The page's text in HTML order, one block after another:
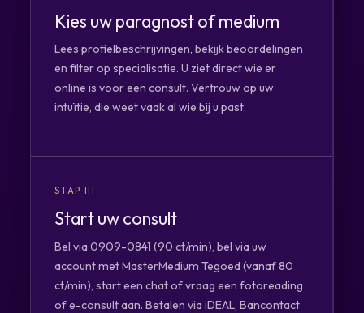
Kies uw paragnost of medium
Lees profielbeschrijvingen, bekijk beoordelingen
en filter op specialisatie. U ziet direct wie er
online is voor een consult. Vertrouw op uw
intuïtie, die weet vaak al wie bij u past.
STAP III
Start uw consult
Bel via 0909-0841 (90 ct/min), bel via uw
account met MasterMedium Tegoed (vanaf 80
ct/min), start een chat of vraag een fotoreading
of e-consult aan. Betalen via iDEAL, Bancontact